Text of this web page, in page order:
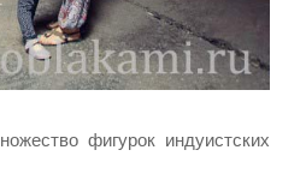
фигурок индуистских